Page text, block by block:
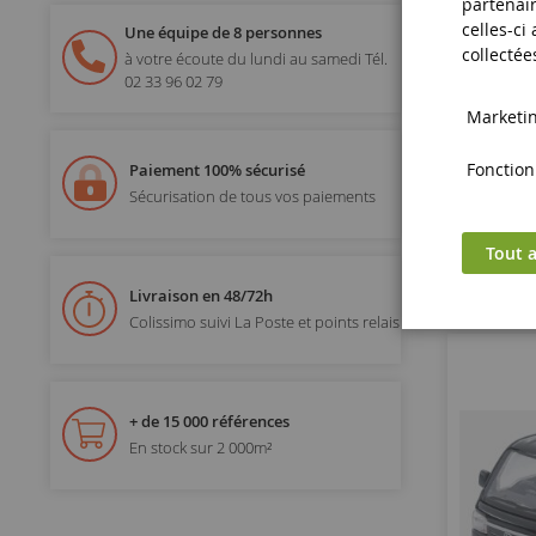
Une équipe de 8 personnes
à votre écoute du lundi au samedi Tél.
02 33 96 02 79
Paiement 100% sécurisé
Sécurisation de tous vos paiements
Livraison en 48/72h
Colissimo suivi La Poste et points relais
+ de 15 000 références
En stock sur 2 000m²
celles-ci
Tout